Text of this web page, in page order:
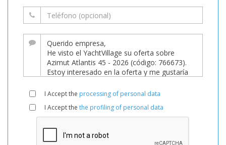
I Accept the processing of personal data
I Accept the the profiling of personal data